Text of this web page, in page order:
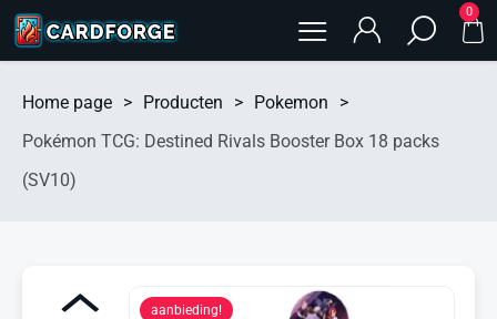
0
Home page > Producten > Pokemon
>
Pokémon TCG: Destined Rivals Booster Box 18 packs
(SV10)
aanbieding!